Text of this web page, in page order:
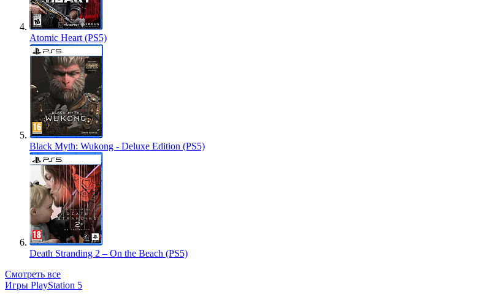
Atomic Heart (PS5)
Black Myth: Wukong - Deluxe Edition (PS5)
Death Stranding 2 – On the Beach (PS5)
Смотреть все
Игры PlayStation 5